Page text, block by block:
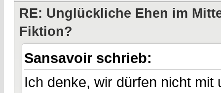
RE: Unglückliche Ehen im
Fiktion?
Sansavoir schrieb:
Ich denke, wir dürfen nicht